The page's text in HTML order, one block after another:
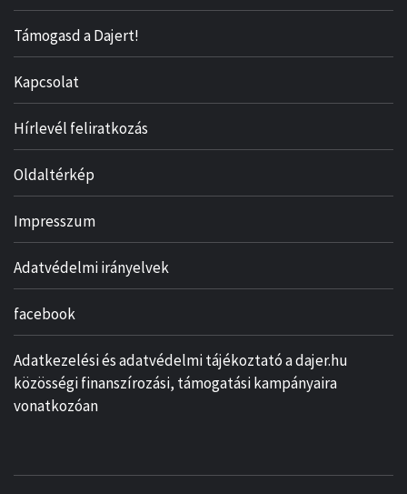
Támogasd a Dajert!
Kapcsolat
Hírlevél feliratkozás
Oldaltérkép
Impresszum
Adatvédelmi irányelvek
facebook
Adatkezelési és adatvédelmi tájékoztató a dajer.hu
közösségi finanszírozási, támogatási kampányaira
vonatkozóan